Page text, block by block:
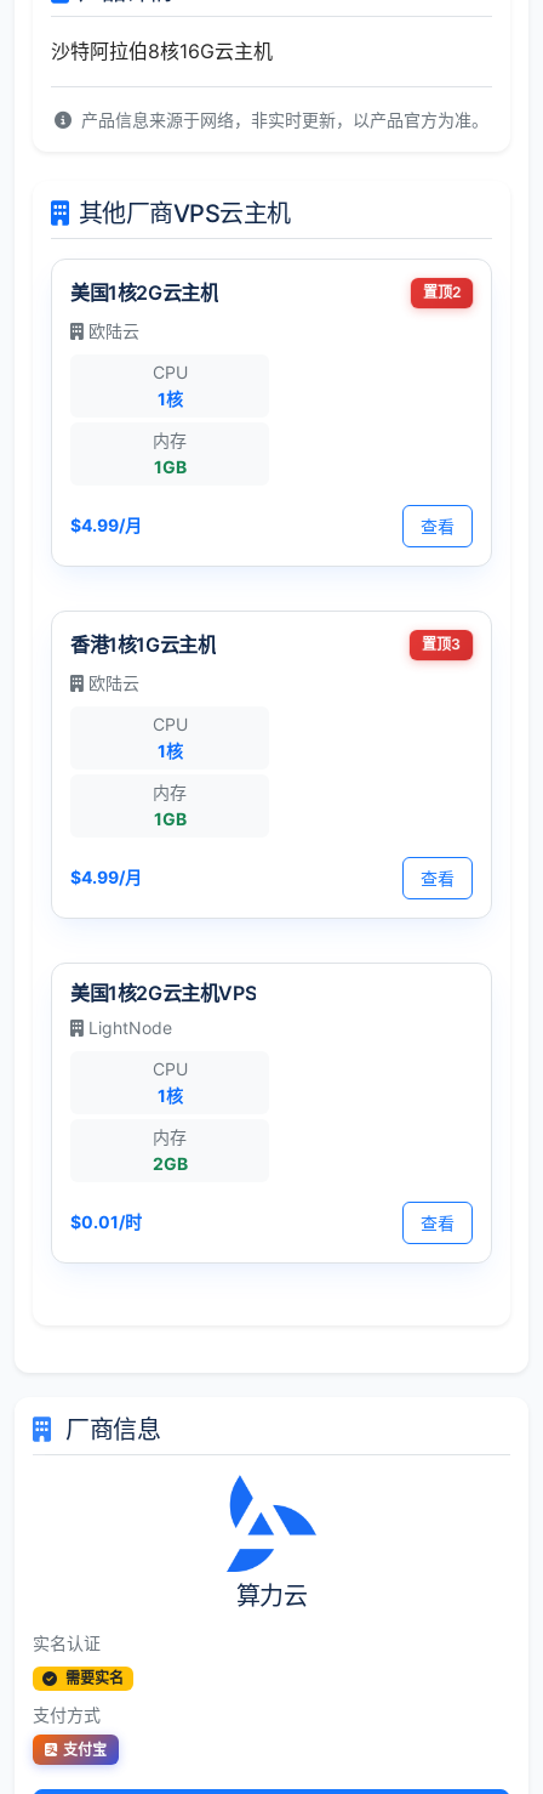
沙特阿拉伯8核16G云主机
产品信息来源于网络，非实时更新，以产品官方为准。
其他厂商VPS云主机
美国1核2G云主机 置顶2
欧陆云
CPU
1核
内存
1GB
$4.99/月 查看
香港1核1G云主机 置顶3
欧陆云
CPU
1核
内存
1GB
$4.99/月 查看
美国1核2G云主机VPS
LightNode
CPU
1核
内存
2GB
$0.01/时 查看
厂商信息
算力云
实名认证
需要实名
支付方式
支付宝